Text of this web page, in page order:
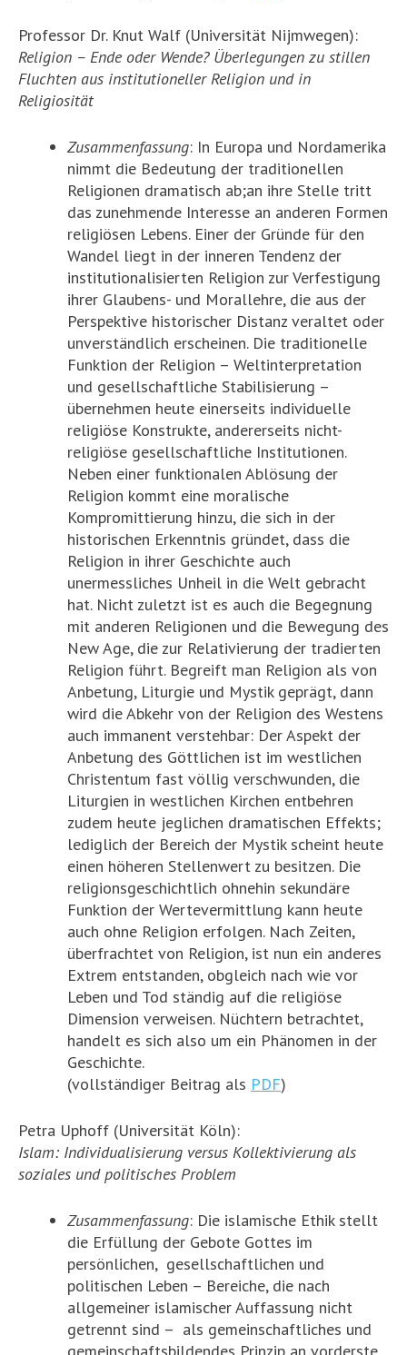
Professor Dr. Knut Walf (Universität Nijmwegen):
Religion – Ende oder Wende? Überlegungen zu stillen
Fluchten aus institutioneller Religion und in
Religiosität
Zusammenfassung: In Europa und Nordamerika
nimmt die Bedeutung der traditionellen
Religionen dramatisch ab;an ihre Stelle tritt
das zunehmende Interesse an anderen Formen
religiösen Lebens. Einer der Gründe für den
Wandel liegt in der inneren Tendenz der
institutionalisierten Religion zur Verfestigung
ihrer Glaubens- und Morallehre, die aus der
Perspektive historischer Distanz veraltet oder
unverständlich erscheinen. Die traditionelle
Funktion der Religion – Weltinterpretation
und gesellschaftliche Stabilisierung –
übernehmen heute einerseits individuelle
religiöse Konstrukte, andererseits nicht-
religiöse gesellschaftliche Institutionen.
Neben einer funktionalen Ablösung der
Religion kommt eine moralische
Kompromittierung hinzu, die sich in der
historischen Erkenntnis gründet, dass die
Religion in ihrer Geschichte auch
unermessliches Unheil in die Welt gebracht
hat. Nicht zuletzt ist es auch die Begegnung
mit anderen Religionen und die Bewegung des
New Age, die zur Relativierung der tradierten
Religion führt. Begreift man Religion als von
Anbetung, Liturgie und Mystik geprägt, dann
wird die Abkehr von der Religion des Westens
auch immanent verstehbar: Der Aspekt der
Anbetung des Göttlichen ist im westlichen
Christentum fast völlig verschwunden, die
Liturgien in westlichen Kirchen entbehren
zudem heute jeglichen dramatischen Effekts;
lediglich der Bereich der Mystik scheint heute
einen höheren Stellenwert zu besitzen. Die
religionsgeschichtlich ohnehin sekundäre
Funktion der Wertevermittlung kann heute
auch ohne Religion erfolgen. Nach Zeiten,
überfrachtet von Religion, ist nun ein anderes
Extrem entstanden, obgleich nach wie vor
Leben und Tod ständig auf die religiöse
Dimension verweisen. Nüchtern betrachtet,
handelt es sich also um ein Phänomen in der
Geschichte.
(vollständiger Beitrag als PDF)
Petra Uphoff (Universität Köln):
Islam: Individualisierung versus Kollektivierung als
soziales und politisches Problem
Zusammenfassung: Die islamische Ethik stellt
die Erfüllung der Gebote Gottes im
persönlichen, gesellschaftlichen und
politischen Leben – Bereiche, die nach
allgemeiner islamischer Auffassung nicht
getrennt sind – als gemeinschaftliches und